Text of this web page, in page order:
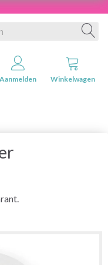
Aanmelden Winkelwagen